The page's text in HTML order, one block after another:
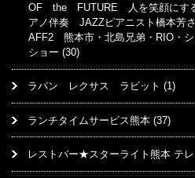
OF the FUTURE 人を笑顔にす
アノ伴奏 JAZZピアニスト橋本芳
AFF2 熊本市・北島兄弟・RIO・
ショー (30)
ラパン レクサス ラビット (1)
ランチタイムサービス熊本 (37)
レストバー★スターライト熊本 テ